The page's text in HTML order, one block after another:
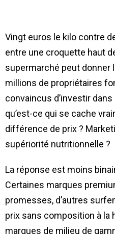
Vingt euros le kilo contre
entre une croquette haut
supermarché peut donner
millions de propriétaires
convaincus d’investir
qu’est-ce qui se cache
différence de prix ?
supériorité nutritionnelle ?
La réponse est moins
Certaines marques
promesses, d’autres
prix sans composition à la
marques de milieu de